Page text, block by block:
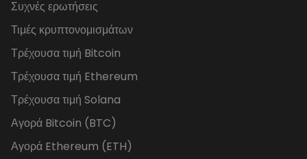
Συχνές ερωτήσεις
Τιμές κρυπτονομισμάτων
Τρέχουσα τιμή Bitcoin
Τρέχουσα τιμή Ethereum
Τρέχουσα τιμή Solana
Αγορά Bitcoin (BTC)
Αγορά Ethereum (ETH)